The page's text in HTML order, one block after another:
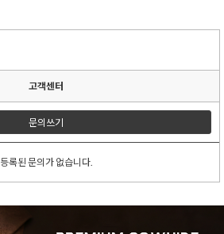
고객센터
문의쓰기
등록된 문의가 없습니다.